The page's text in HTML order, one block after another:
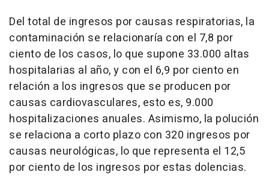
Del total de ingresos por causas respiratorias, la
contaminación se relacionaría con el 7,8 por
ciento de los casos, lo que supone 33.000 altas
hospitalarias al año, y con el 6,9 por ciento en
relación a los ingresos que se producen por
causas cardiovasculares, esto es, 9.000
hospitalizaciones anuales. Asimismo, la polución
se relaciona a corto plazo con 320 ingresos por
causas neurológicas, lo que representa el 12,5
por ciento de los ingresos por estas dolencias.